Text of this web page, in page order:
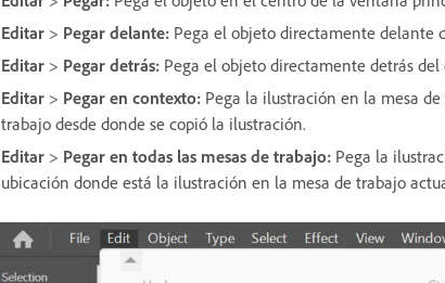
Editar > Pegar delante: Pega el objeto directamente delante
Editar > Pegar detrás: Pega el objeto directamente detrás del
Editar > Pegar en contexto: Pega la ilustración en la mesa
trabajo desde donde se copió la ilustración.
Editar > Pegar en todas las mesas de trabajo: Pega la
ubicación donde está la ilustración en la mesa de trabajo